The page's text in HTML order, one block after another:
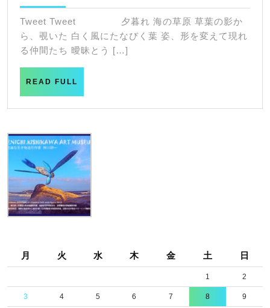
ャ
ヴ
日
Tweet Tweet 夕暮れ 海の草原 草葉の影か
ら、覗いた 白く風にたなびく葉 姿、形を変えて現れ
る仲間たち 曖昧とう […]
READ FULL
月 火 水 木 金 土 日
1 2
3 4 5 6 7 8 9